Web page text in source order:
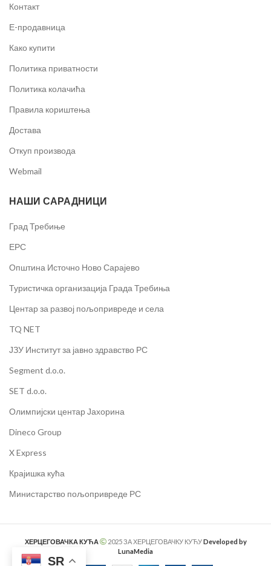
Контакт
Е-продавница
Како купити
Политика приватности
Политика колачића
Правила кориштења
Достава
Откуп производа
Webmail
НАШИ САРАДНИЦИ
Град Требиње
ЕРС
Општина Источно Ново Сарајево
Туристичка организација Града Требиња
Центар за развој пољопривреде и села
TQ NET
ЈЗУ Институт за јавно здравство РС
Segment d.o.o.
SET d.o.o.
Олимпијски центар Јахорина
Dineco Group
X Express
Крајишка кућа
Министарство пољопривреде РС
ХЕРЦЕГОВАЧКА КУЋА 2025 ЗАХЕРЦЕГОВАЧКУ КУЋУDeveloped by
LunaMedia
SR